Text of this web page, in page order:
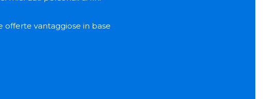
offerte vantaggiose in base